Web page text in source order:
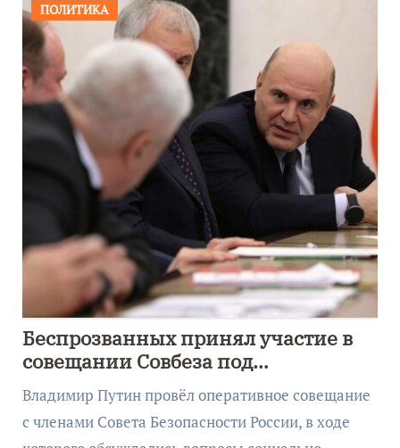
ПОЛИТИКА
Беспрозванных принял участие в
совещании Совбеза под
руководством Путина
Владимир Путин провёл оперативное совещание
с членами Совета Безопасности России, в ходе